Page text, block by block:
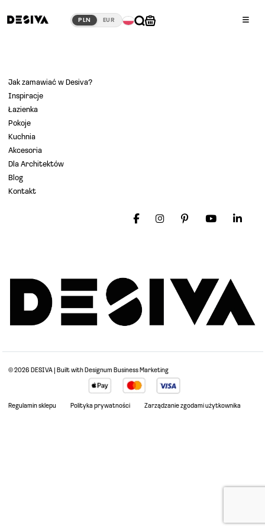
PLN EUR
O nas
Inspiracje
Kuchnia
Jak zamawiać w Desiva?
Inspiracje
Łazienka
Pokoje
Kuchnia
Akcesoria
Dla Architektów
Blog
Kontakt
© 2026 DESIVA | Built withDesignum Business Marketing
Regulamin sklepu Polityka prywatności Zarządzanie zgodami użytkownika